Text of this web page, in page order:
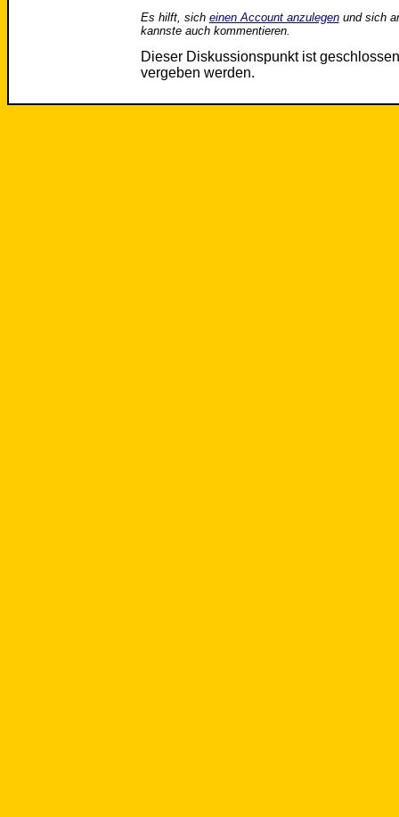
Es hilft, sich einen Account anzulegenund sich
kannste auch kommentieren.
Dieser Diskussionspunkt ist
vergeben werden.